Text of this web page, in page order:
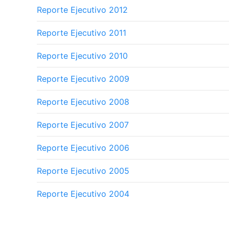
Reporte Ejecutivo 2012
Reporte Ejecutivo 2011
Reporte Ejecutivo 2010
Reporte Ejecutivo 2009
Reporte Ejecutivo 2008
Reporte Ejecutivo 2007
Reporte Ejecutivo 2006
Reporte Ejecutivo 2005
Reporte Ejecutivo 2004